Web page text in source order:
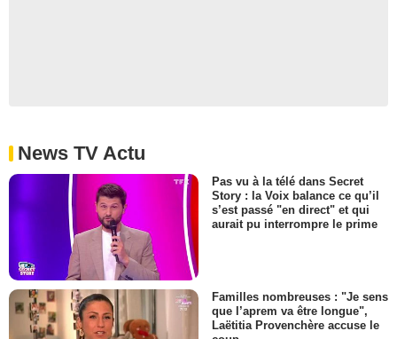
News TV Actu
Pas vu à la télé dans Secret
Story : la Voix balance ce qu’il
s’est passé "en direct" et qui
aurait pu interrompre le prime
Familles nombreuses : "Je sens
que l’aprem va être longue",
Laëtitia Provenchère accuse le